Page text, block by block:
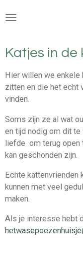
direct
de
hoofdinhoud
Katjes in de
Hier willen we enkele
zitten en die het echt
vinden.
Soms zijn ze al wat
en tijd nodig om dit te
liefde om terug open
kan geschonden zijn.
Echte kattenvrienden
kunnen met veel
maken.
Als je interesse hebt